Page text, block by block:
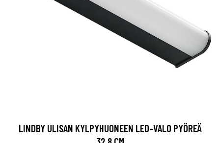
LINDBY ULISAN KYLPYHUONEEN LED-VALO PYÖREÄ